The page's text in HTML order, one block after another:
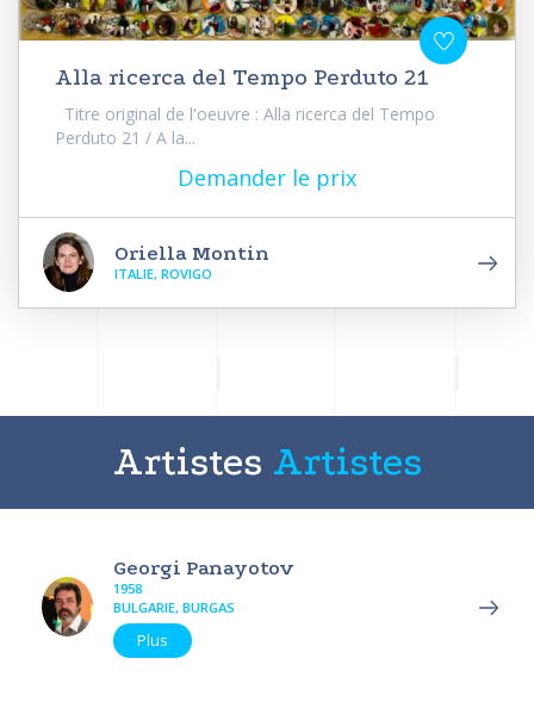
Alla ricerca del Tempo Perduto 21
Titre original de l'oeuvre : Alla ricerca del Tempo
Perduto 21 / A la...
Demander le prix
Oriella Montin
ITALIE, ROVIGO
Artistes Artistes
Georgi Panayotov
1958
BULGARIE, BURGAS
Plus